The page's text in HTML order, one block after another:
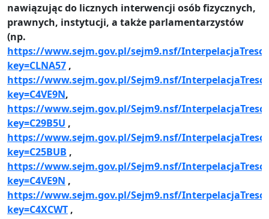
nawiązując do licznych interwencji osób fizycznych,
prawnych, instytucji, a także parlamentarzystów
(np.
https://www.sejm.gov.pl/sejm9.nsf/
key=CLNA57 ,
https://www.sejm.gov.pl/Sejm9.nsf/
key=C4VE9N,
https://www.sejm.gov.pl/Sejm9.nsf/
key=C29B5U ,
https://www.sejm.gov.pl/Sejm9.nsf/
key=C25BUB ,
https://www.sejm.gov.pl/Sejm9.nsf/
key=C4VE9N ,
https://www.sejm.gov.pl/Sejm9.nsf/
key=C4XCWT ,